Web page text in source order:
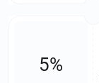
5%